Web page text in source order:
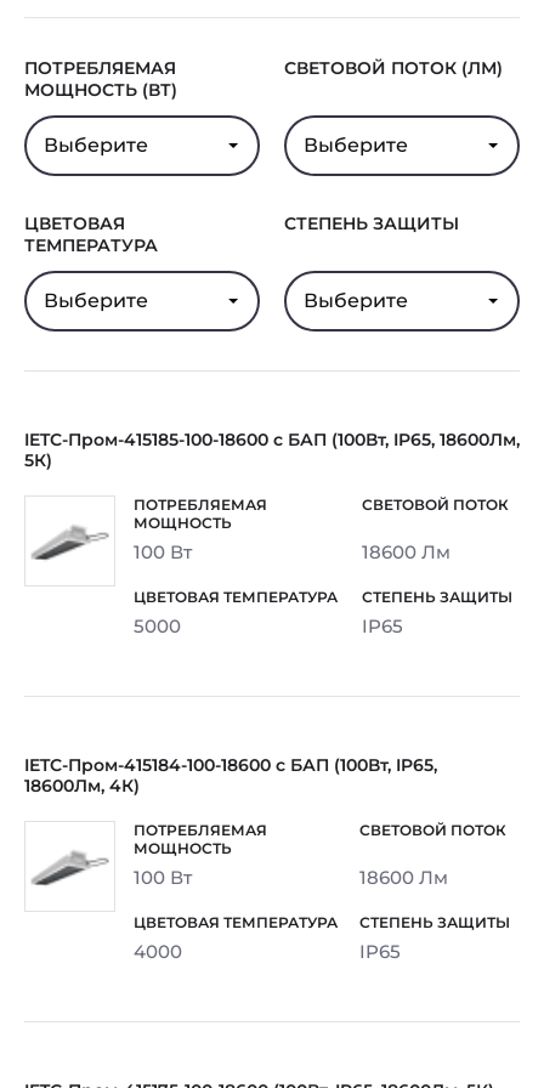
ПОТРЕБЛЯЕМАЯ
МОЩНОСТЬ (ВТ)
Выберите
СВЕТОВОЙ ПОТОК (ЛМ)
Выберите
ЦВЕТОВАЯ
ТЕМПЕРАТУРА
Выберите
СТЕПЕНЬ ЗАЩИТЫ
Выберите
IETC-Пром-415185-100-18600 с БАП (100Вт, IP65, 18600Лм,
5К)
100 Вт 18600 Лм
5000 IP65
IETC-Пром-415184-100-18600 с БАП (100Вт, IP65,
18600Лм, 4К)
100 Вт 18600 Лм
4000 IP65